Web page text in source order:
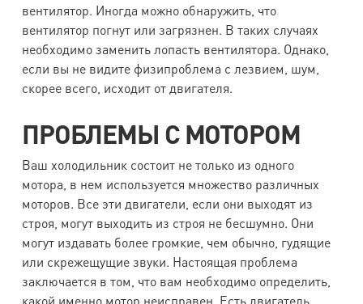
вентилятор. Иногда можно обнаружить, что
вентилятор погнут или загрязнен. В таких случаях
необходимо заменить лопасть вентилятора. Однако,
если вы не видите физипроблема с лезвием, шум,
скорее всего, исходит от двигателя.
ПРОБЛЕМЫ С МОТОРОМ
Ваш холодильник состоит не только из одного
мотора, в нем используется множество различных
моторов. Все эти двигатели, если они выходят из
строя, могут выходить из строя не бесшумно. Они
могут издавать более громкие, чем обычно, гудящие
или скрежещущие звуки. Настоящая проблема
заключается в том, что вам необходимо определить,
какой именно мотор неисправен. Есть двигатель